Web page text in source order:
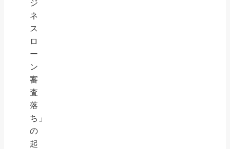
ジ
ネ
ス
ロ
ー
ン
審
査
落
ち」
の
起